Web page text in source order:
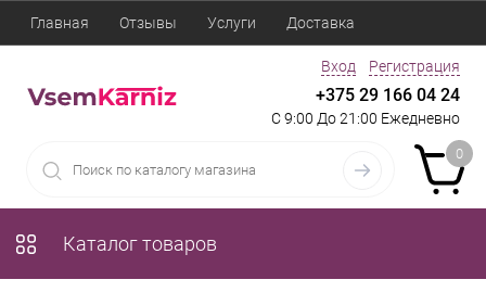
Главная Отзывы Услуги Доставка
Вход Регистрация
+375 29 166 04 24
С 9:00 До 21:00 Ежедневно
0
Каталог товаров